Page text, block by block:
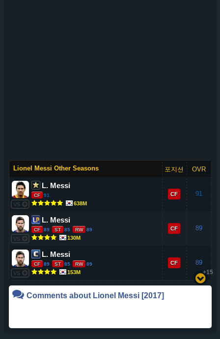
Lionel Messi Other Seasons 포지션 OVR
VS
L. Messi
CF 91
638M
CF 91
VS
L. Messi
CF 89 ST 85 RW 89
130M
CF 89
VS
L. Messi
CF 89 ST 85 RW 89
153M
CF
89
+15
Comments about Lionel Messi [2017]